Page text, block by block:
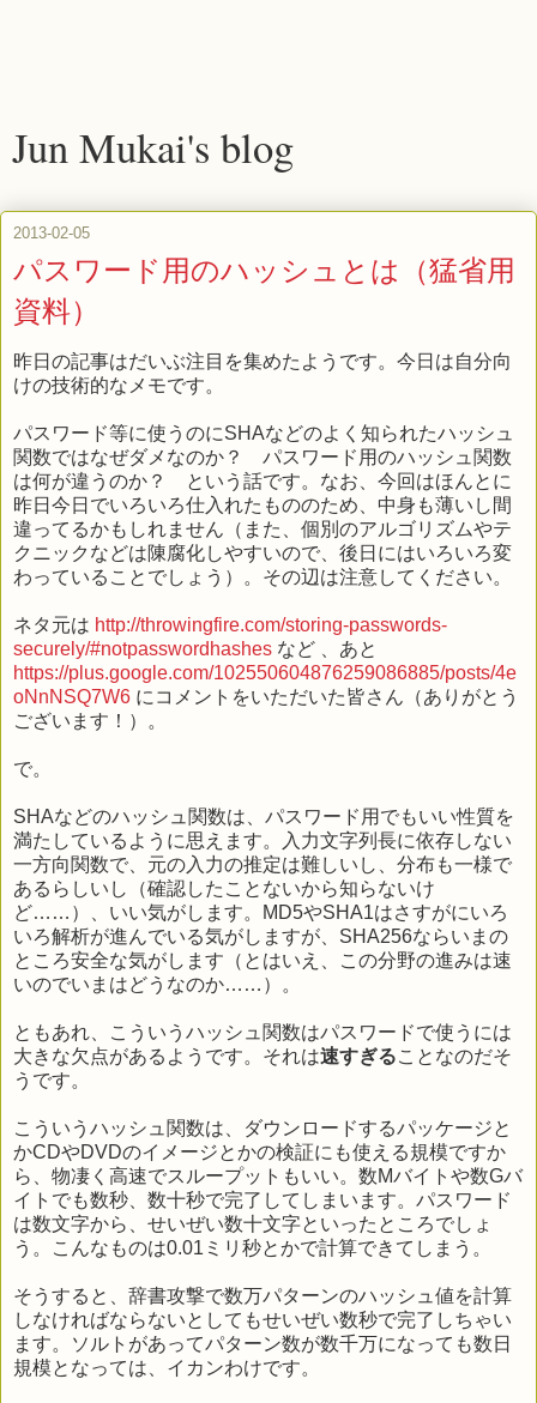
Jun Mukai's blog
2013-02-05
パスワード用のハッシュとは（猛省用
資料）
昨日の記事はだいぶ注目を集めたようです。今日は自分向
けの技術的なメモです。
パスワード等に使うのにSHAなどのよく知られたハッシュ
関数ではなぜダメなのか？ パスワード用のハッシュ関数
は何が違うのか？ という話です。なお、今回はほんとに
昨日今日でいろいろ仕入れたもののため、中身も薄いし間
違ってるかもしれません（また、個別のアルゴリズムやテ
クニックなどは陳腐化しやすいので、後日にはいろいろ変
わっていることでしょう）。その辺は注意してください。
ネタ元は http://throwingfire.com/storing-passwords-
securely/#notpasswordhashes など 、あと
https://plus.google.com/102550604876259086885/posts/4e
oNnNSQ7W6 にコメントをいただいた皆さん（ありがとう
ございます！）。
で。
SHAなどのハッシュ関数は、パスワード用でもいい性質を
満たしているように思えます。入力文字列長に依存しない
一方向関数で、元の入力の推定は難しいし、分布も一様で
あるらしいし（確認したことないから知らないけ
ど……）、いい気がします。MD5やSHA1はさすがにいろ
いろ解析が進んでいる気がしますが、SHA256ならいまの
ところ安全な気がします（とはいえ、この分野の進みは速
いのでいまはどうなのか……）。
ともあれ、こういうハッシュ関数はパスワードで使うには
大きな欠点があるようです。それは速すぎることなのだそ
うです。
こういうハッシュ関数は、ダウンロードするパッケージと
かCDやDVDのイメージとかの検証にも使える規模ですか
ら、物凄く高速でスループットもいい。数Mバイトや数Gバ
イトでも数秒、数十秒で完了してしまいます。パスワード
は数文字から、せいぜい数十文字といったところでしょ
う。こんなものは0.01ミリ秒とかで計算できてしまう。
そうすると、辞書攻撃で数万パターンのハッシュ値を計算
しなければならないとしてもせいぜい数秒で完了しちゃい
ます。ソルトがあってパターン数が数千万になっても数日
規模となっては、イカンわけです。